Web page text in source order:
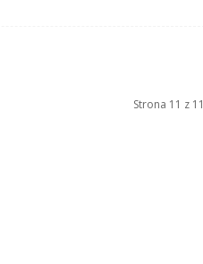
Strona 11 z 11